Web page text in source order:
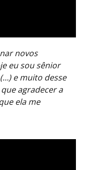
novos
eu sou sênior
e muito desse
agradecer a
ela me